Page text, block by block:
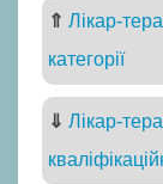
⇑ Лікар-
категорії
⇓ Лікар-